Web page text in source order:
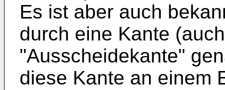
Es ist aber auch
durch eine Kante
"Ausscheidekante"
diese Kante an einem